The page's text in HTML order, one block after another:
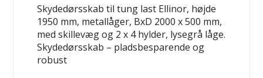
Skydedørsskab til tung last Ellinor, højde
1950 mm, metallåger, BxD 2000 x 500 mm,
med skillevæg og 2 x 4 hylder, lysegrå låge.
Skydedørsskab – pladsbesparende og
robust